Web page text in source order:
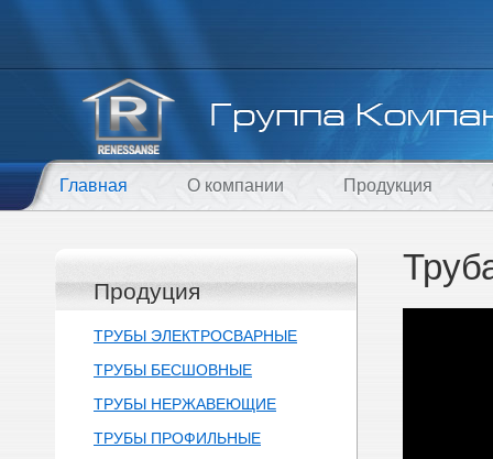
Главная О компании Продукция
Продуция
ТРУБЫ ЭЛЕКТРОСВАРНЫЕ
ТРУБЫ БЕСШОВНЫЕ
ТРУБЫ НЕРЖАВЕЮЩИЕ
ТРУБЫ ПРОФИЛЬНЫЕ